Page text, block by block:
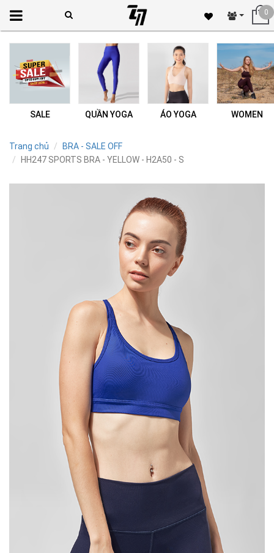
0
SALE QUẦN YOGA ÁO YOGA WOMEN
Trang chủ
BRA - SALE OFF
HH247 SPORTS BRA - YELLOW - H2A50 - S